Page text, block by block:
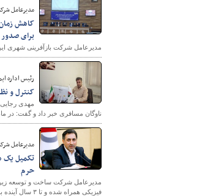
مدیرعامل
برای
مدیرعامل شرکت بازآفرینی شهری ایران گفت: ساماندهی ۳۸۰ پروژه نیمه‌تمام بازآفرینی شهری
رئیس اداره
کنترل و نظارت بالغ بر ۱۲۰۰
مهدی رجایی
ناوگان مسافری خبر داد و گفت: در ماه گذشته بالغ بر ۱۲۰۰ دستگاه ناوگان
مدیرعامل
حرم
فیزیکی همراه شده و تا ۳ سال آینده به بهره‌برداری خواهد رسید.